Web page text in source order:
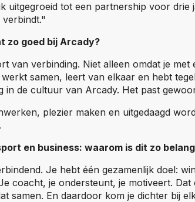
uitgegroeid tot een partnership voor drie
zo goed bij Arcady?
van verbinding. Niet alleen omdat je
samen, leert van elkaar en hebt
in de cultuur van Arcady. Het past
plezier maken en uitgedaagd
en business: waarom is dit zo
Je hebt één gezamenlijk doel:
coacht, je ondersteunt, je motiveert.
samen. En daardoor kom je dichter bij